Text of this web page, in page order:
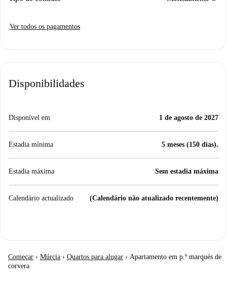
Ver todos os pagamentos
Disponibilidades
Disponível em 1 de agosto de 2027
Estadia mínima 5 meses (150 dias).
Estadia máxima Sem estadia máxima
Calendário actualizado (Calendário não atualizado recentemente)
Começar › Múrcia › Quartos para alugar › Apartamento em p.º marqués de
corvera